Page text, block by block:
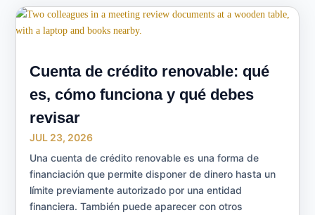
Cuenta de crédito renovable: qué
es, cómo funciona y qué debes
revisar
JUL 23, 2026
Una cuenta de crédito renovable es una forma de
financiación que permite disponer de dinero hasta un
límite previamente autorizado por una entidad
financiera. También puede aparecer con otros